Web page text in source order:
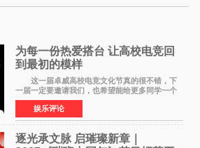
为每一份热爱搭台 让高校电竞回
到最初的模样
这一届卓威高校电竞文化节真的很不错，下
一届一定要邀请我们，也希望能给更多同学一个
来到现场的机会。 2026卓威高校电竞文化节
已经落下帷幕，在活动结束后，仍有不少高校电
竞社负责人和现
娱乐评论
逐光承文脉 启璀璨新章｜